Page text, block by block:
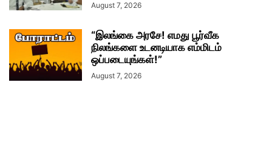
August 7, 2026
“இலங்கை அரசே! எமது பூர்வீக
நிலங்களை உடனடியாக எம்மிடம்
ஒப்படையுங்கள்!”
August 7, 2026